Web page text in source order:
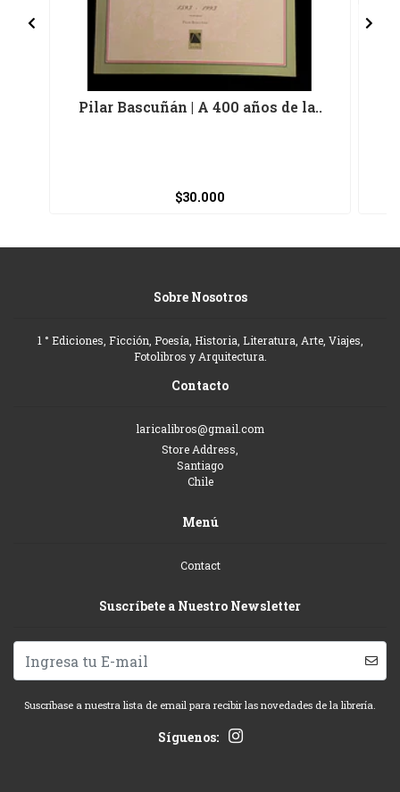
Pilar Bascuñán | A 400 años de la..
$30.000
Sobre Nosotros
1 ° Ediciones, Ficción, Poesía, Historia, Literatura, Arte, Viajes,
Fotolibros y Arquitectura.
Contacto
laricalibros@gmail.com
Store Address,
Santiago
Chile
Menú
Contact
Suscríbete a Nuestro Newsletter
Suscríbase a nuestra lista de email para recibir las novedades de la librería.
Síguenos: